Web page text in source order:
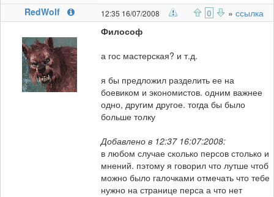
RedWolf 12:35 16/07/2008 0 » ссылка
Философ
а гос мастерская? и т.д.
я бы предложил разделить ее на
боевиком и экономистов. одним важнее
одно, другим другое. тогда бы было
больше толку
Добавлено в 12:37 16:07:2008:
в любом случае сколько персов столько и
мнений. пэтому я говорил что лутше чтоб
можно было галочками отмечать что тебе
нужно на странице перса а что нет